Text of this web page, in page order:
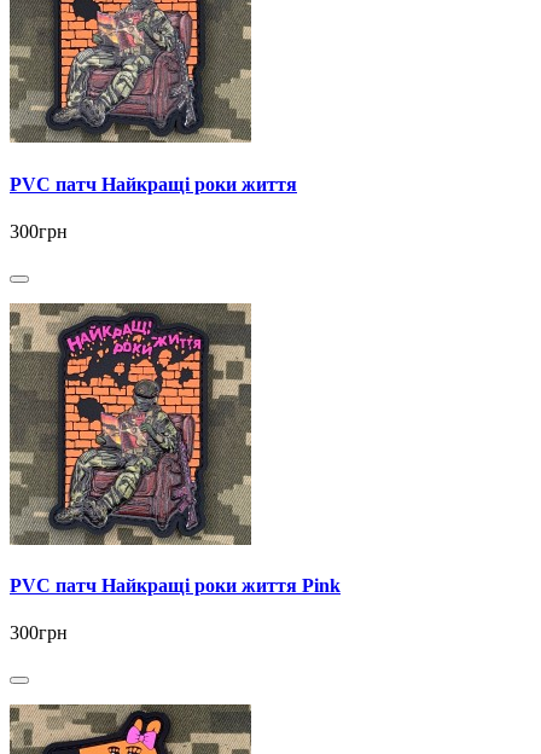
PVC патч Найкращі роки життя
300грн
PVC патч Найкращі роки життя Pink
300грн